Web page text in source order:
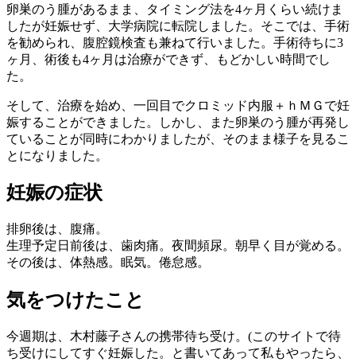
卵巣のう腫があるまま、タイミング法を4ヶ月くらい続けま
したが妊娠せず、大学病院に転院しました。そこでは、手術
を勧められ、腹腔鏡検査も兼ねて行いました。手術待ちに3
ヶ月、術後も4ヶ月は治療ができず、もどかしい時間でし
た。
そして、治療を始め、一回目でクロミッド内服＋ｈＭＧで妊
娠することができました。しかし、また卵巣のう腫が再発し
ていることが同時にわかりましたが、そのまま様子を見るこ
とになりました。
妊娠の症状
排卵後は、腹痛。
生理予定日前後は、歯肉痛。夜間頻尿。朝早く目が覚める。
その後は、体熱感。眠気。倦怠感。
気をつけたこと
今週期は、木村藤子さんの携帯待ち受け。(このサイトで待
ち受けにしてすぐ妊娠した。と書いてあって私もやったら、